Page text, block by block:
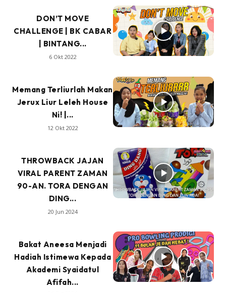
DON’T MOVE
CHALLENGE | BK CABAR
| BINTANG...
6 Okt 2022
Memang Terliurlah Makan
Jerux Liur Leleh House
Ni! |...
12 Okt 2022
THROWBACK JAJAN
VIRAL PARENT ZAMAN
90-AN. TORA DENGAN
DING...
20 Jun 2024
Bakat Aneesa Menjadi
Hadiah Istimewa Kepada
Akademi Syaidatul
Afifah...